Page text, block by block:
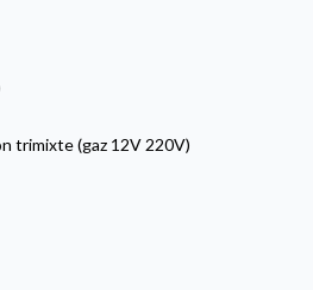
trimixte (gaz 12V 220V)